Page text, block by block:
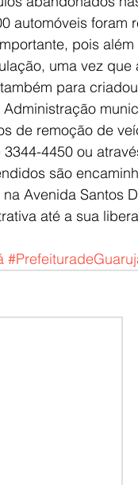
automóveis foram
pois
uma vez
para
de remoção de
4450 ou
são
Avenida Santos
até a sua